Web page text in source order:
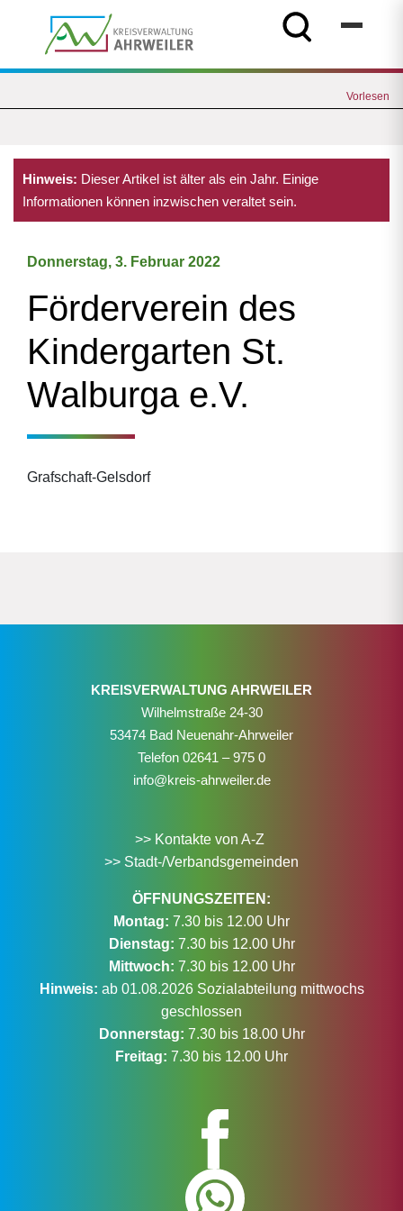
Vorlesen
Hinweis: Dieser Artikel ist älter als ein Jahr. Einige
Informationen können inzwischen veraltet sein.
Donnerstag, 3. Februar 2022
Förderverein des
Kindergarten St.
Walburga e.V.
Grafschaft-Gelsdorf
KREISVERWALTUNG AHRWEILER
Wilhelmstraße 24-30
53474 Bad Neuenahr-Ahrweiler
Telefon 02641 – 975 0
info@kreis-ahrweiler.de
>> Kontakte von A-Z
>> Stadt-/Verbandsgemeinden
ÖFFNUNGSZEITEN:
Montag: 7.30 bis 12.00 Uhr
Dienstag: 7.30 bis 12.00 Uhr
Mittwoch: 7.30 bis 12.00 Uhr
Hinweis: ab 01.08.2026 Sozialabteilung mittwochs
geschlossen
Donnerstag: 7.30 bis 18.00 Uhr
Freitag: 7.30 bis 12.00 Uhr